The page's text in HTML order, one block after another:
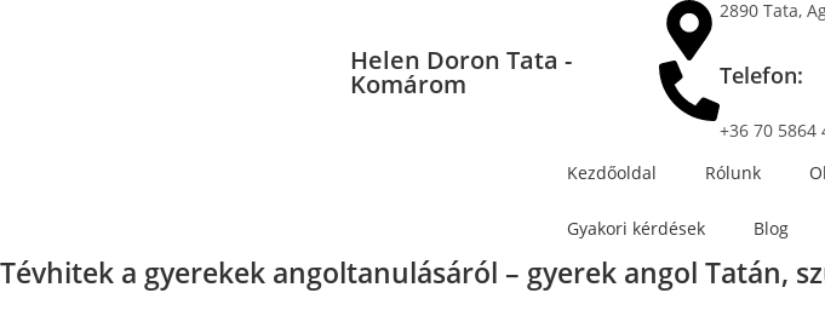
Helen Doron Tata -
Komárom
2890 Tata,
Telefon:
+36 70 5864
Kezdőoldal Rólunk
Gyakori kérdések Blog
Tévhitek a gyerekek angoltanulásáról – gyerek angol Tatán,